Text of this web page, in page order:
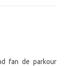
fan de parkour